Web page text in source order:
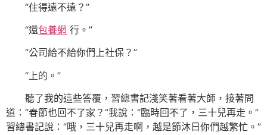
“住得遠不遠？”
“還包養網 行。”
“公司給不給你們上社保？”
“上的。”
聽了我的這些答覆，習總書記淺笑著看著大師，接著問
道：“春節也回不了家？”我說：“臨時回不了，三十兒再走。”
習總書記說：“哦，三十兒再走啊，越是節沐日你們越繁忙。”